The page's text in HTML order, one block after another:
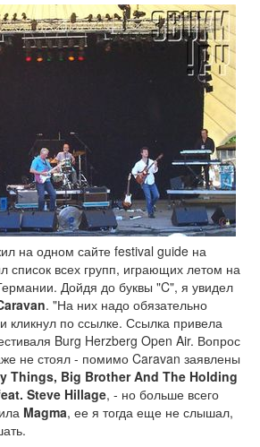
на одном сайте festival guide на
список всех групп, играющих летом на
Дойдя до буквы "C", я увидел
. "На них надо обязательно
кликнул по ссылке. Ссылка привела
Burg Herzberg Open Air. Вопрос
не стоял - помимо Caravan заявлены
Things, Big Brother And The Holding
Steve Hillage, - но больше всего
Magma, ее я тогда еще не слышал,